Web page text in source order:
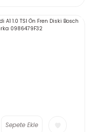
Sepete Ekle